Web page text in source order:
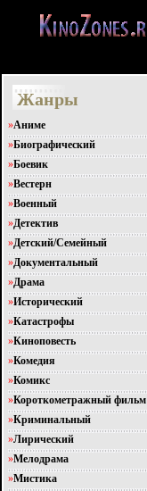
Жанры
»Аниме
»Биографический
»Боевик
»Вестерн
»Военный
»Детектив
»Детский/Семейный
»Документальный
»Драма
»Исторический
»Катастрофы
»Киноповесть
»Комедия
»Комикс
»Короткометражный фильм
»Криминальный
»Лирический
»Мелодрама
»Мистика